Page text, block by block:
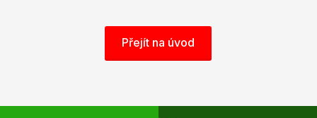
Přejít na úvod